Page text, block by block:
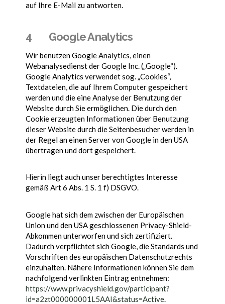
auf Ihre E-Mail zu antworten.
4 Google Analytics
Wir benutzen Google Analytics, einen
Webanalysedienst der Google Inc. („Google“).
Google Analytics verwendet sog. „Cookies“,
Textdateien, die auf Ihrem Computer gespeichert
werden und die eine Analyse der Benutzung der
Website durch Sie ermöglichen. Die durch den
Cookie erzeugten Informationen über Benutzung
dieser Website durch die Seitenbesucher werden in
der Regel an einen Server von Google in den USA
übertragen und dort gespeichert.
Hierin liegt auch unser berechtigtes Interesse
gemäß Art 6 Abs. 1 S. 1 f) DSGVO.
Google hat sich dem zwischen der Europäischen
Union und den USA geschlossenen Privacy-Shield-
Abkommen unterworfen und sich zertifiziert.
Dadurch verpflichtet sich Google, die Standards und
Vorschriften des europäischen Datenschutzrechts
einzuhalten. Nähere Informationen können Sie dem
nachfolgend verlinkten Eintrag entnehmen:
https://www.privacyshield.gov/participant?
id=a2zt000000001L5AAI&status=Active.